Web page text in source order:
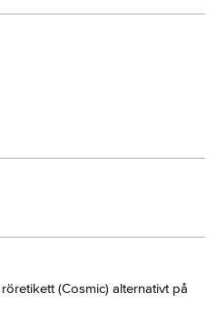
(Cosmic) alternativt på